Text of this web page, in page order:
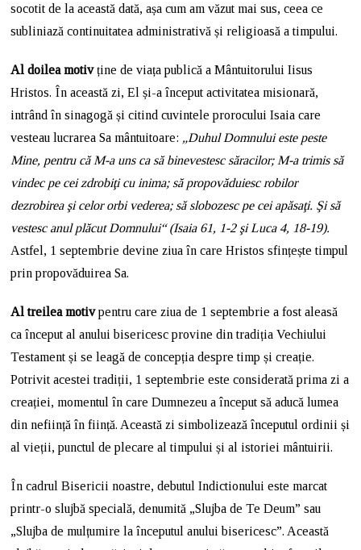
socotit de la această dată, așa cum am văzut mai sus, ceea ce
subliniază continuitatea administrativă și religioasă a timpului.
Al doilea motivține de viața publică a Mântuitorului Iisus
Hristos. În această zi, El și-a început activitatea misionară,
intrând în sinagogă și citind cuvintele prorocului Isaia care
vesteau lucrarea Sa mântuitoare: „Duhul Domnului este peste
Mine, pentru că M-a uns ca să binevestesc săracilor; M-a trimis să
vindec pe cei zdrobiţi cu inima; să propovăduiesc robilor
dezrobirea şi celor orbi vederea; să slobozesc pe cei apăsaţi. Şi să
vestesc anul plăcut Domnului“ (Isaia 61, 1-2 şi Luca 4, 18-19).
Astfel, 1 septembrie devine ziua în care Hristos sfințește timpul
prin propovăduirea Sa.
Al treilea motivpentru care ziua de 1 septembrie a fost aleasă
ca început al anului bisericesc provine din tradiția Vechiului
Testament și se leagă de concepția despre timp și creație.
Potrivit acestei tradiții, 1 septembrie este considerată prima zi a
creației, momentul în care Dumnezeu a început să aducă lumea
din neființă în ființă. Această zi simbolizează începutul ordinii și
al vieții, punctul de plecare al timpului și al istoriei mântuirii.
În cadrul Bisericii noastre, debutul Indictionului este marcat
printr-o slujbă specială, denumită „Slujba de Te Deum” sau
„Slujba de mulțumire la începutul anului bisericesc”. Această